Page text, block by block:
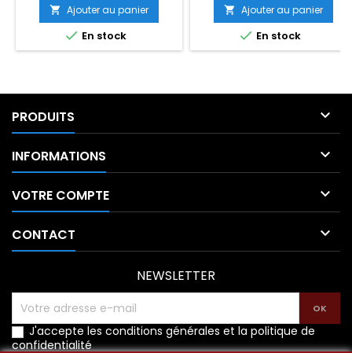
chaque rouleau est fourni
avec son embout noir
indispensable au bon
fonctionnement du dévidoir.
 Ajouter au panier
 En stock
de
base
 Ajouter au panier
 En stock
PRODUITS 
INFORMATIONS 
VOTRE COMPTE 
CONTACT 
NEWSLETTER
J'accepte les conditions générales et la politique de
confidentialité